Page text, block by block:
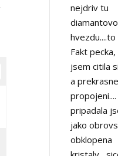
nejdriv tu
hvezdu....to
Fakt pecka,
jsem citila
a prekrasne
propojeni....
pripadala
jako
obklopena